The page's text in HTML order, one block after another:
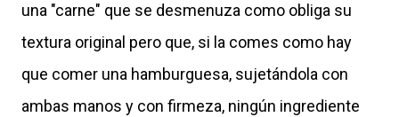
una "carne" que se desmenuza como obliga su
textura original pero que, si la comes como hay
que comer una hamburguesa, sujetándola con
ambas manos y con firmeza, ningún ingrediente